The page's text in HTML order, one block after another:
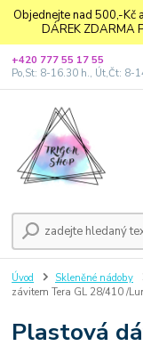
Objednejte nad 500,-Kč
DÁREK ZDARMA
+420 777 55 17 55
Po,St: 8-16.30 h., Út,Čt: 8-
Úvod Skleněné nádoby
závitem Tera GL 28/410 /
Plastová